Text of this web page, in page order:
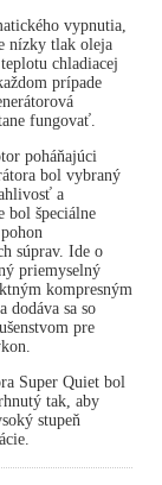
vypnutia,
nízky tlak oleja
chladiacej
prípade
fungovať.
poháňajúci
bol vybraný
a
bol špeciálne
súprav. Ide o
priemyselný
kompresným
dodáva sa so
pre
Super Quiet bol
tak, aby
stupeň